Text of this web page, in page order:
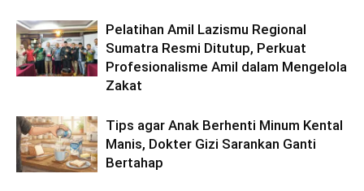
Pelatihan Amil Lazismu Regional
Sumatra Resmi Ditutup, Perkuat
Profesionalisme Amil dalam Mengelola
Zakat
Tips agar Anak Berhenti Minum Kental
Manis, Dokter Gizi Sarankan Ganti
Bertahap